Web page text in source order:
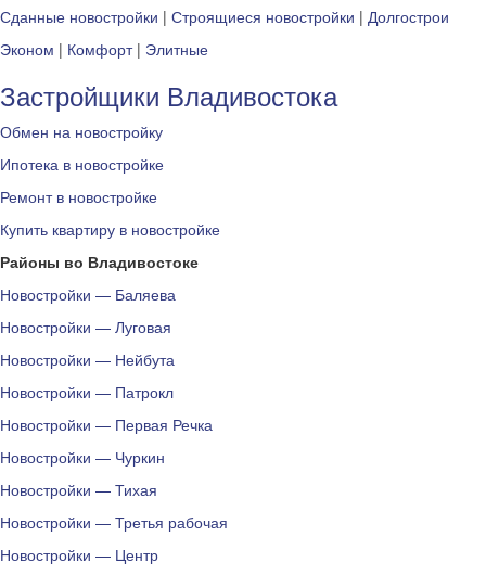
Сданные новостройки | Строящиеся новостройки | Долгострои
Эконом | Комфорт| Элитные
Застройщики Владивостока
Обмен на новостройку
Ипотека в новостройке
Ремонт в новостройке
Купить квартиру в новостройке
Районы во Владивостоке
Новостройки — Баляева
Новостройки — Луговая
Новостройки — Нейбута
Новостройки — Патрокл
Новостройки — Первая Речка
Новостройки — Чуркин
Новостройки — Тихая
Новостройки — Третья рабочая
Новостройки — Центр